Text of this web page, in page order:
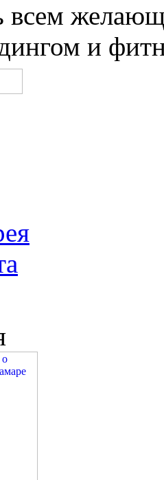
всем
и